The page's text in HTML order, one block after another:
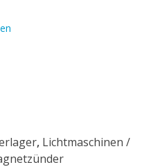
, Lichtmaschinen /